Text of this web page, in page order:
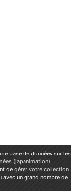
base de données sur les
(japanimation).
de gérer votre collection
un grand nombre de